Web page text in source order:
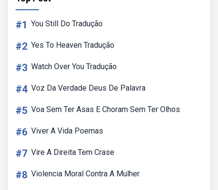
#1 You Still Do Tradução
#2 Yes To Heaven Tradução
#3 Watch Over You Tradução
#4 Voz Da Verdade Deus De Palavra
#5 Voa Sem Ter Asas E Choram Sem Ter Olhos
#6 Viver A Vida Poemas
#7 Vire A Direita Tem Crase
#8 Violencia Moral Contra A Mulher